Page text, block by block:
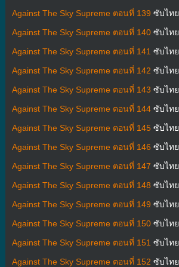
Against The Sky Supreme ตอนที่ 139 ซับไทย
Against The Sky Supreme ตอนที่ 140ซับไทย
Against The Sky Supreme ตอนที่ 141 ซับไทย
Against The Sky Supreme ตอนที่ 142 ซับไทย
Against The Sky Supreme ตอนที่ 143 ซับไทย
Against The Sky Supreme ตอนที่ 144ซับไทย
Against The Sky Supreme ตอนที่ 145ซับไทย
Against The Sky Supreme ตอนที่ 146 ซับไทย
Against The Sky Supreme ตอนที่ 147 ซับไทย
Against The Sky Supreme ตอนที่ 148 ซับไทย
Against The Sky Supreme ตอนที่ 149 ซับไทย
Against The Sky Supreme ตอนที่ 150ซับไทย
Against The Sky Supreme ตอนที่ 151 ซับไทย
Against The Sky Supreme ตอนที่ 152 ซับไทย